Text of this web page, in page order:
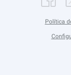
Política